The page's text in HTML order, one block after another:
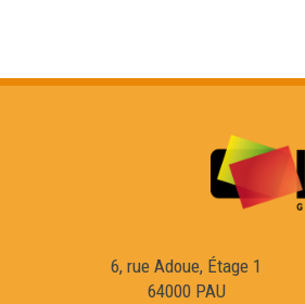
6, rue Adoue, Étage 1
64000 PAU